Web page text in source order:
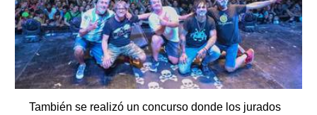
También se realizó un concurso donde los jurados